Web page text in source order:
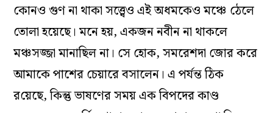
কোনও গুণ না থাকা সত্ত্বেও এই অধমকেও মঞ্চে ঠেলে
তোলা হয়েছে। মনে হয়, একজন নবীন না থাকলে
মঞ্চসজ্জা মানাছিল না। সে হোক, সমরেশদা জোর করে
আমাকে পাশের চেয়ারে বসালেন। এ পর্যন্ত ঠিক
র‌য়েছে, কিন্তু ভাষণের সময় এক বিপদের কাণ্ড